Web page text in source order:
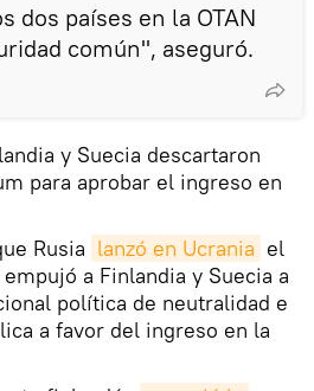
dos países en la OTAN
común", aseguró.
y Suecia descartaron
para aprobar el ingreso en
Rusia lanzó en Ucrania el
a Finlandia y Suecia a
política de neutralidad e
a favor del ingreso en la